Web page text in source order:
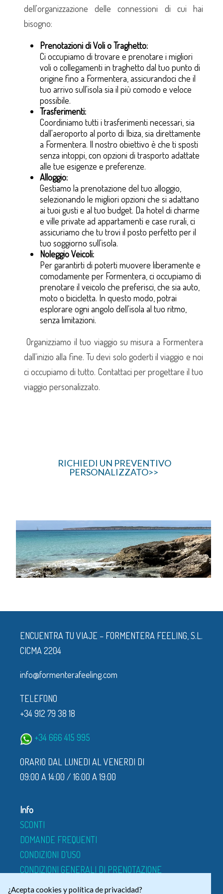
dell'organizzazione delle connessioni di cui hai
bisogno:
Prenotazioni di Voli o Traghetto:
Ci occupiamo di trovare e prenotare i migliori
voli o collegamenti in traghetto dal tuo punto di
origine fino a Formentera, assicurandoci che il
tuo arrivo sull'isola sia il più comodo e veloce
possibile.
Trasferimenti:
Coordiniamo tutti i trasferimenti necessari, sia
dall'aeroporto al porto di Ibiza, sia direttamente
a Formentera. Il nostro obiettivo è che ti sposti
senza intoppi, con opzioni di trasporto adattate
alle tue esigenze e preferenze.
Alloggio:
Gestiamo la prenotazione del tuo alloggio,
selezionando le migliori opzioni che si adattano
ai tuoi gusti e al tuo budget. Da hotel di charme
e ville private ad appartamenti e case rurali, ci
assicuriamo che tu trovi il posto perfetto per il
tuo soggiorno sull'isola.
Noleggio Veicoli:
Per garantirti di poterti muovere liberamente e
comodamente per Formentera, ci occupiamo di
prenotare il veicolo che preferisci, che sia auto,
moto o bicicletta. In questo modo, potrai
esplorare ogni angolo dell'isola al tuo ritmo,
senza limitazioni.
Organizziamo il tuo viaggio su misura a Formentera
dall'inizio alla fine. Tu devi solo goderti il viaggio e noi
ci occupiamo di tutto. Contattaci per progettare il tuo
viaggio personalizzato.
RICHIEDI UN PREVENTIVO
PERSONALIZZATO>>
ENCUENTRA TU VIAJE – FORMENTERA FEELING, S.L.
CICMA 2204
info@formenterafeeling.com
TELEFONO
+34 912 79 38 18
+34 666 415 995
ORARIO DAL LUNEDI AL VENERDI DI
09:00 A 14:00 / 16:00 A 19:00
Info
SCONTI
DOMANDE FREQUENTI
CONDIZIONI D'USO
CONDIZIONI GENERALI DI PRENOTAZIONE
CHI SIAMO
¿Acepta cookies y política de privacidad?